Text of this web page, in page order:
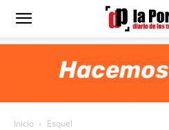
Diario
Inicio Esquel